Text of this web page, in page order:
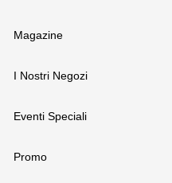
Magazine
I Nostri Negozi
Eventi Speciali
Promo